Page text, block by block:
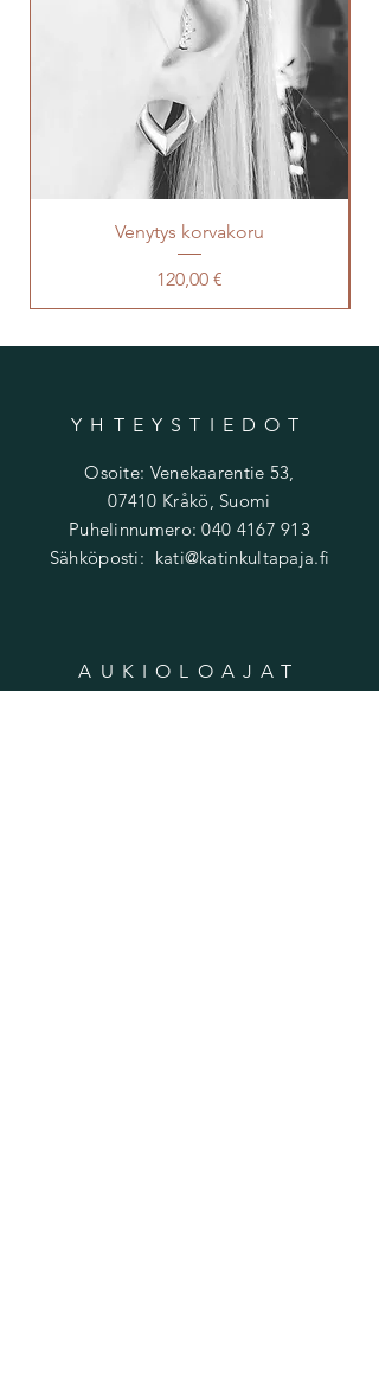
Venytys korvakoru
Hinta
120,00 €
YHTEYSTIEDOT
Osoite: Venekaarentie 53,
07410 Kråkö, Suomi
Puhelinnumero:040 4167 913
Sähköposti: kati@katinkultapaja.fi
AUKIOLOAJAT